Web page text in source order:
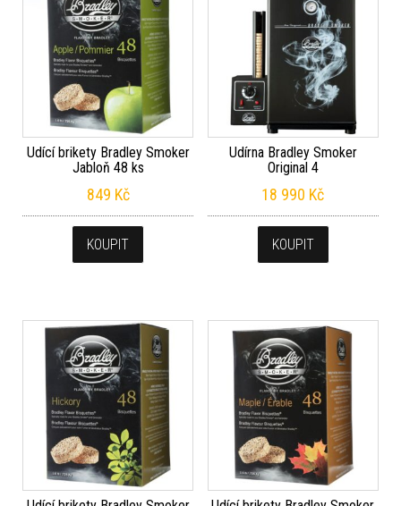
Udící brikety Bradley Smoker
Jabloň 48 ks
849 Kč
KOUPIT
Udírna Bradley Smoker
Original 4
18 990 Kč
KOUPIT